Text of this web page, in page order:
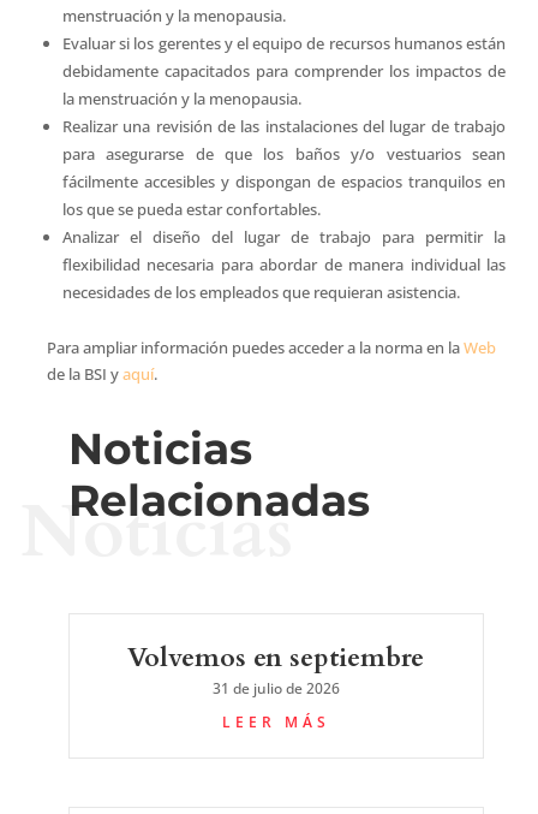
menstruación y la menopausia.
Evaluar si los gerentes y el equipo de recursos humanos están
debidamente capacitados para comprender los impactos de
la menstruación y la menopausia.
Realizar una revisión de las instalaciones del lugar de trabajo
para asegurarse de que los baños y/o vestuarios sean
fácilmente accesibles y dispongan de espacios tranquilos en
los que se pueda estar confortables.
Analizar el diseño del lugar de trabajo para permitir la
flexibilidad necesaria para abordar de manera individual las
necesidades de los empleados que requieran asistencia.
Para ampliar información puedes acceder a la norma en laWeb
de la BSI yaquí.
Noticias
Relacionadas
Noticias
Volvemos en septiembre
31 de julio de 2026
LEER MÁS